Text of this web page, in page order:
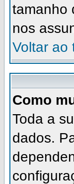
tamanho
nos
Voltar ao
Como
Toda a
dados.